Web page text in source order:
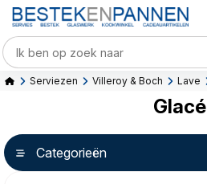
Serviezen Villeroy & Boch Lave
Glacé
Categorieën